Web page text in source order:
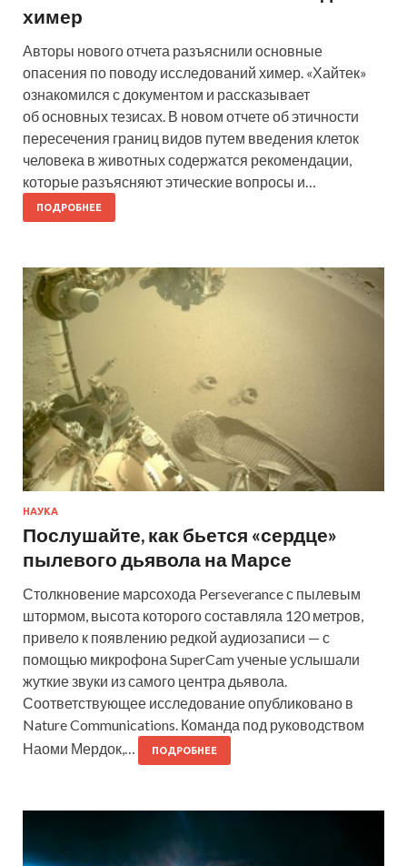
химер
Авторы нового отчета разъяснили основные
опасения по поводу исследований химер. «Хайтек»
ознакомился с документом и рассказывает
об основных тезисах. В новом отчете об этичности
пересечения границ видов путем введения клеток
человека в животных содержатся рекомендации,
которые разъясняют этические вопросы и…
ПОДРОБНЕЕ
НАУКА
Послушайте, как бьется «сердце»
пылевого дьявола на Марсе
Столкновение марсохода Perseverance с пылевым
штормом, высота которого составляла 120 метров,
привело к появлению редкой аудиозаписи — с
помощью микрофона SuperCam ученые услышали
жуткие звуки из самого центра дьявола.
Соответствующее исследование опубликовано в
Nature Communications. Команда под руководством
Наоми Мердок,…
ПОДРОБНЕЕ